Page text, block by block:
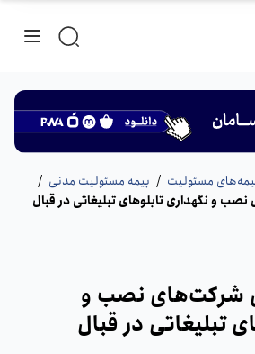
مسئولیت / بیمه مسئولیت مدنی /
و نگهداری تابلوهای تبليغاتی در قبال
شرکت‌های نصب و
تبليغاتی در قبال